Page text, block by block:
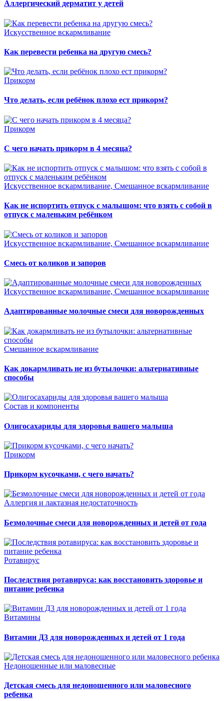
Аллергический дерматит у детей
Искусственное вскармливание
Как перевести ребенка на другую смесь?
Прикорм
Что делать, если ребёнок плохо ест прикорм?
Прикорм
С чего начать прикорм в 4 месяца?
Искусственное вскармливание, Смешанное вскармливание
Как не испортить отпуск с малышом: что взять с собой в
отпуск с маленьким ребёнком
Искусственное вскармливание, Смешанное вскармливание
Смесь от коликов и запоров
Искусственное вскармливание, Смешанное вскармливание
Адаптированные молочные смеси для новорожденных
Смешанное вскармливание
Как докармливать не из бутылочки: альтернативные
способы
Состав и компоненты
Олигосахариды для здоровья вашего малыша
Прикорм
Прикорм кусочками, с чего начать?
Аллергия и лактазная недостаточность
Безмолочные смеси для новорожденных и детей от года
Ротавирус
Последствия ротавируса: как восстановить здоровье и
питание ребенка
Витамины
Витамин Д3 для новорожденных и детей от 1 года
Недоношенные или маловесные
Детская смесь для недоношенного или маловесного
ребенка